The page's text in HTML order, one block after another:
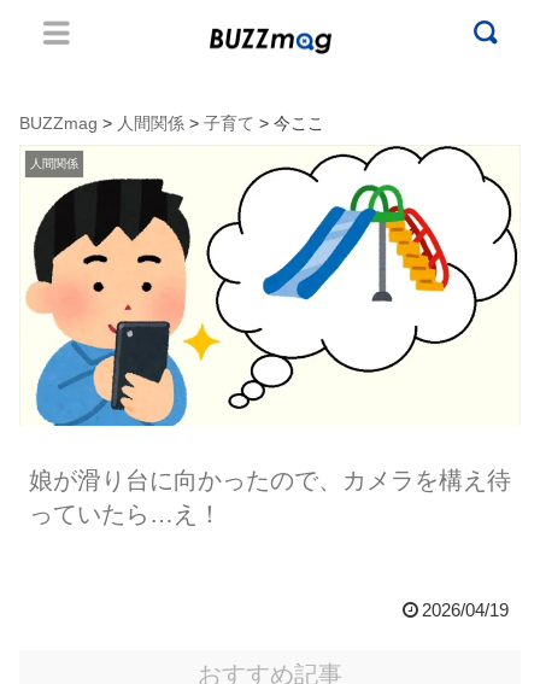
BUZZmag > 人間関係 > 子育て > 今ここ
人間関係
娘が滑り台に向かったので、カメラを構え待
っていたら…え！
2026/04/19
おすすめ記事